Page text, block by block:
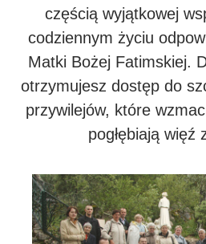
częścią wyjątkowej
codziennym życiu
Matki Bożej Fatimskiej.
otrzymujesz dostęp do
przywilejów, które
pogłębiają więź